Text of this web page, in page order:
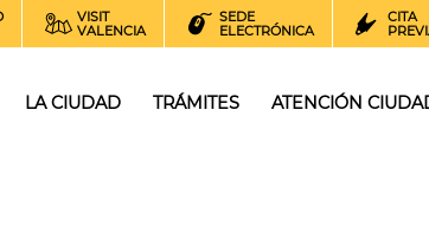
VISIT
VALENCIA
SEDE
ELECTRÓNICA
CITA
LA CIUDAD TRÁMITES ATENCIÓN